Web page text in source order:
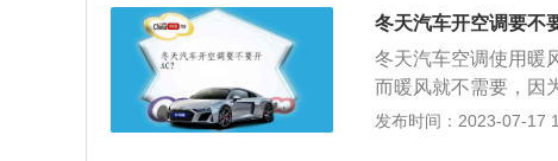
用的通风装置。2、
置充分利用了汽车
化汽车空调系统。不
是冷暖一体式空调系
冬天汽车开空调要不
冬天汽车空调使用暖
而暖风就不需要，因
厢，所以开冷风会抵
发布时间：2023-07-17